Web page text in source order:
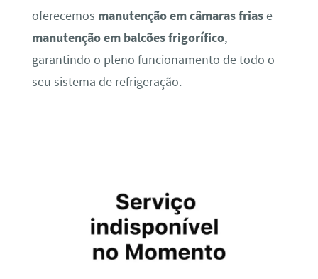
oferecemos manutenção em câmaras friase
manutenção em balcões frigorífico,
garantindo o pleno funcionamento de todo o
seu sistema de refrigeração.